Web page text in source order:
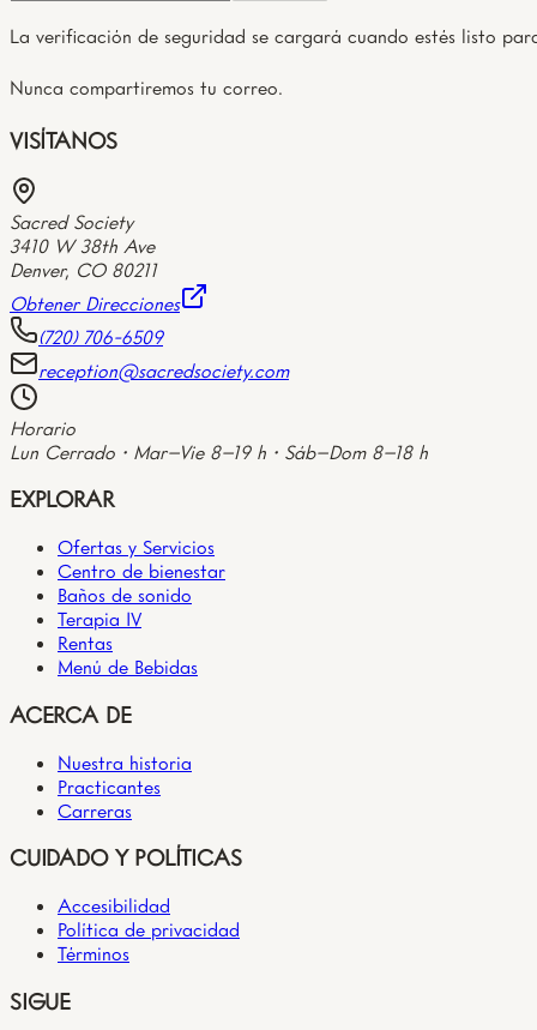
La verificación de seguridad se cargará cuando estés listo
Nunca compartiremos tu correo.
VISÍTANOS
Sacred Society
3410 W 38th Ave
Denver, CO 80211
Obtener Direcciones
(720) 706-6509
reception@sacredsociety.com
Horario
Lun Cerrado • Mar–Vie 8–19 h • Sáb–Dom 8–18 h
EXPLORAR
Ofertas y Servicios
Centro de bienestar
Baños de sonido
Terapia IV
Rentas
Menú de Bebidas
ACERCA DE
Nuestra historia
Practicantes
Carreras
CUIDADO Y POLÍTICAS
Accesibilidad
Política de privacidad
Términos
SIGUE